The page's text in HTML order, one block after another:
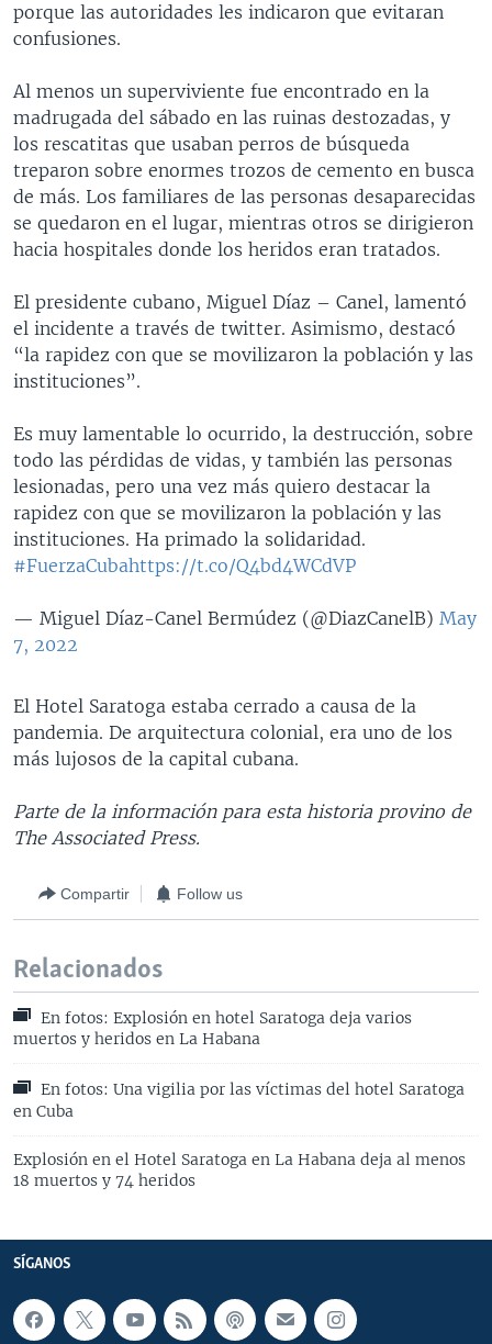
porque las autoridades les indicaron que evitaran
confusiones.
Al menos un superviviente fue encontrado en la
madrugada del sábado en las ruinas destozadas, y
los rescatitas que usaban perros de búsqueda
treparon sobre enormes trozos de cemento en busca
de más. Los familiares de las personas desaparecidas
se quedaron en el lugar, mientras otros se dirigieron
hacia hospitales donde los heridos eran tratados.
El presidente cubano, Miguel Díaz – Canel, lamentó
el incidente a través de twitter. Asimismo, destacó
“la rapidez con que se movilizaron la población y las
instituciones”.
Es muy lamentable lo ocurrido, la destrucción, sobre
todo las pérdidas de vidas, y también las personas
lesionadas, pero una vez más quiero destacar la
rapidez con que se movilizaron la población y las
instituciones. Ha primado la solidaridad.
#FuerzaCubahttps://t.co/Q4bd4WCdVP
— Miguel Díaz-Canel Bermúdez (@DiazCanelB) May
7, 2022
El Hotel Saratoga estaba cerrado a causa de la
pandemia. De arquitectura colonial, era uno de los
más lujosos de la capital cubana.
Parte de la información para esta historia provino de
The Associated Press.
Compartir Follow us
Relacionados
En fotos: Explosión en hotel Saratoga deja varios
muertos y heridos en La Habana
En fotos: Una vigilia por las víctimas del hotel Saratoga
en Cuba
Explosión en el Hotel Saratoga en La Habana deja al menos
18 muertos y 74 heridos
SÍGANOS